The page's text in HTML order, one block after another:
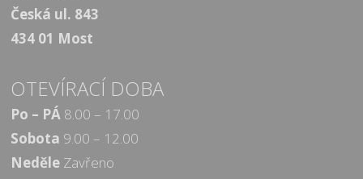
Česká ul. 843
434 01 Most
OTEVÍRACÍ DOBA
Po – PÁ 8.00 – 17.00
Sobota 9.00 – 12.00
Neděle Zavřeno